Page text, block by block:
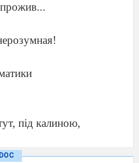
прожив...
під калиною,
і корені —
DOC